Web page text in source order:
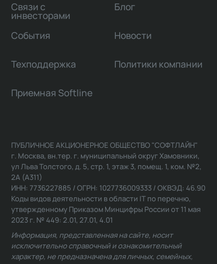
Связи с
инвесторами
Блог
События Новости
Техподдержка Политики компании
Приемная Softline
ПУБЛИЧНОЕ АКЦИОНЕРНОЕ ОБЩЕСТВО "СОФТЛАЙН"
г. Москва, вн.тер. г. муниципальный округ Хамовники,
ул Льва Толстого, д. 5, стр. 1, этаж 3, помещ. 1, ком. №2,
2А (А311)
ИНН: 7736227885 / ОГРН: 1027736009333 / ОКВЭД: 46.90
Коды видов деятельности в области IT по перечню,
утвержденному Приказом Минцифры России от 11 мая
2023 г. № 449: 2.01, 27.01, 4.01
Информация, представленная на сайте, носит
исключительно справочный и ознакомительный
характер, не предназначена для личных, семейных,